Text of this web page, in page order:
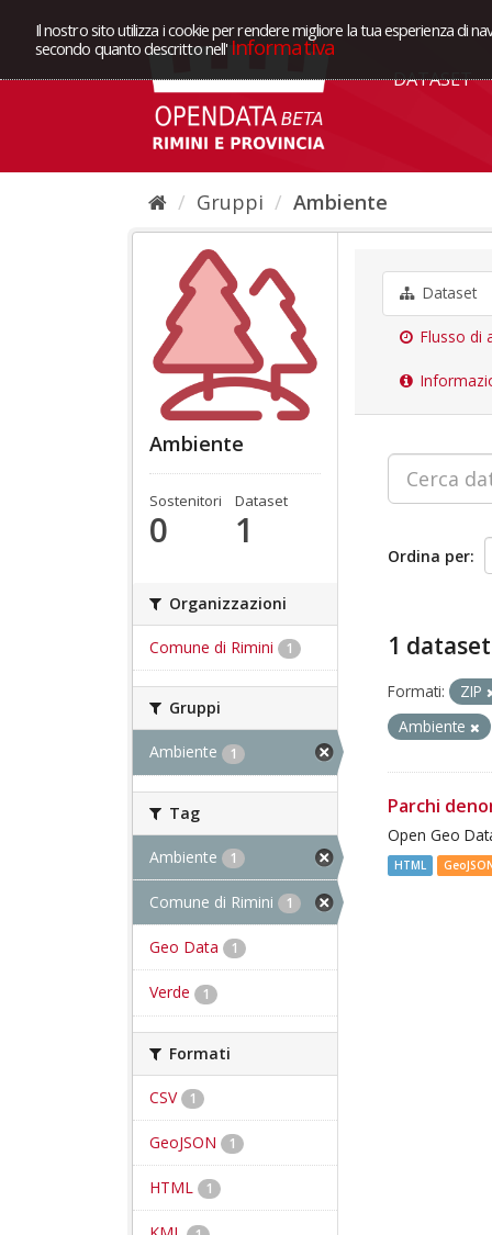
Il nostro sito utilizza i cookie per rendere migliore la tua esperienza di
secondo quanto descritto nell' Informativa
DATASET
Gruppi Ambiente
Ambiente
Sostenitori
0
Dataset
1
Organizzazioni
Comune di Rimini 1
Gruppi
Ambiente 1
Tag
Ambiente 1
Comune di Rimini 1
Geo Data 1
Verde 1
Formati
CSV 1
GeoJSON 1
HTML 1
Dataset
Flusso di
Ordina per
1
Formati:
ZIP
Ambiente
Parchi
Open Geo
HTML